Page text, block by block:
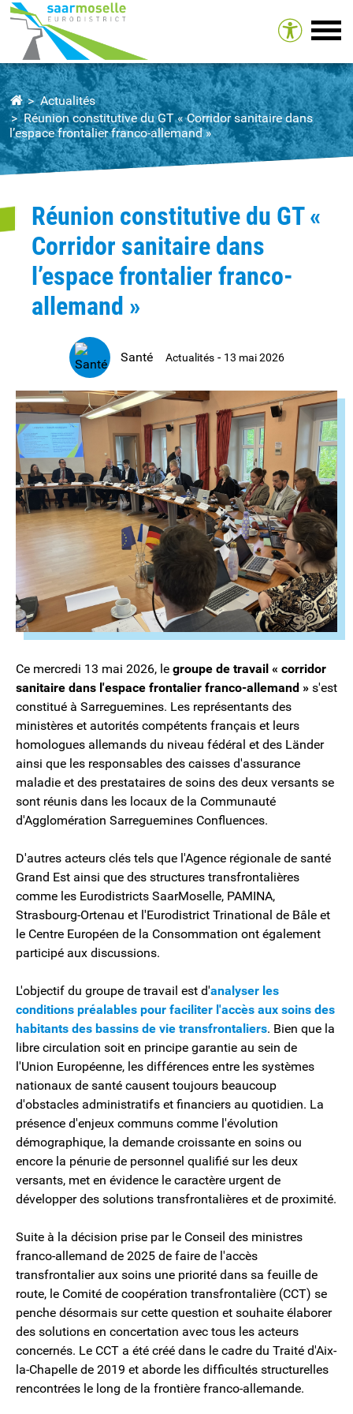
Actualités
Réunion constitutive du GT « Corridor sanitaire dans
l’espace frontalier franco-allemand »
Réunion constitutive du GT «
Corridor sanitaire dans
l’espace frontalier franco-
allemand »
Santé Actualités- 13 mai 2026
Ce mercredi 13 mai 2026, le groupe de travail « corridor
sanitaire dans l'espace frontalier franco-allemand » s'est
constitué à Sarreguemines. Les représentants des
ministères et autorités compétents français et leurs
homologues allemands du niveau fédéral et des Länder
ainsi que les responsables des caisses d'assurance
maladie et des prestataires de soins des deux versants se
sont réunis dans les locaux de la Communauté
d'Agglomération Sarreguemines Confluences.
D'autres acteurs clés tels que l'Agence régionale de santé
Grand Est ainsi que des structures transfrontalières
comme les Eurodistricts SaarMoselle, PAMINA,
Strasbourg-Ortenau et l'Eurodistrict Trinational de Bâle et
le Centre Européen de la Consommation ont également
participé aux discussions.
L'objectif du groupe de travail est d'analyser les
conditions préalables pour faciliter l'accès aux soins des
habitants des bassins de vie transfrontaliers. Bien que la
libre circulation soit en principe garantie au sein de
l'Union Européenne, les différences entre les systèmes
nationaux de santé causent toujours beaucoup
d'obstacles administratifs et financiers au quotidien. La
présence d'enjeux communs comme l'évolution
démographique, la demande croissante en soins ou
encore la pénurie de personnel qualifié sur les deux
versants, met en évidence le caractère urgent de
développer des solutions transfrontalières et de proximité.
Suite à la décision prise par le Conseil des ministres
franco-allemand de 2025 de faire de l'accès
transfrontalier aux soins une priorité dans sa feuille de
route, le Comité de coopération transfrontalière (CCT) se
penche désormais sur cette question et souhaite élaborer
des solutions en concertation avec tous les acteurs
concernés. Le CCT a été créé dans le cadre du Traité d'Aix-
la-Chapelle de 2019 et aborde les difficultés structurelles
rencontrées le long de la frontière franco-allemande.